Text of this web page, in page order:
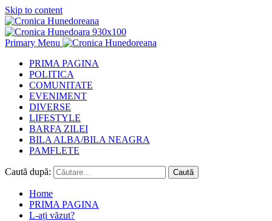
Skip to content
Primary Menu
PRIMA PAGINA
POLITICA
COMUNITATE
EVENIMENT
DIVERSE
LIFESTYLE
BARFA ZILEI
BILA ALBA/BILA NEAGRA
PAMFLETE
Caută după:
Home
PRIMA PAGINA
L-ați văzut?